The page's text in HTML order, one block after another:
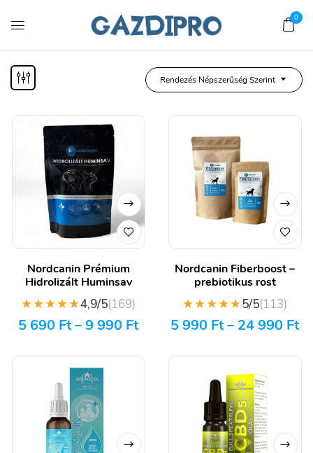
0
Rendezés Népszerűség Szerint
Nordcanin Prémium
Hidrolizált Huminsav
★★★★★4,9/5(169)
5 690 Ft–9 990 Ft
Nordcanin Fiberboost –
prebiotikus rost
★★★★★5/5(113)
5 990 Ft– 24 990 Ft